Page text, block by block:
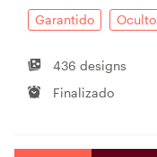
Garantido Oculto
436 designs
Finalizado